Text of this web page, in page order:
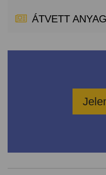
ÁTVETT ANYAG